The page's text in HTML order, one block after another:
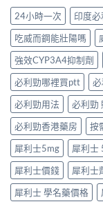
用
法〉
中
效
全
指
南，
香
港
男
性
必
讀〉
中
適
合
「長
期
管
理」？〉
中
獨
同
老
婆
唔
硬
——
呢
類
ED
唔
係
「壞
咗」，
係
心
勁
「治
標」
定
「治
本」？
長
食
有
咩
後
果
要
知！〉
中
24小時一次 印度
吃威而鋼能壯陽嗎
強效CYP3A4抑制劑
必利勁哪裡買ptt
必利勁用法
必利勁
必利勁香港藥房
按
犀利士5mg
犀利士
犀利士價錢
犀利士
犀利士 學名藥價格